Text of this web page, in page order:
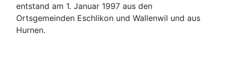
entstand am 1. Januar 1997 aus den
Ortsgemeinden Eschlikon und Wallenwil und aus
Hurnen.